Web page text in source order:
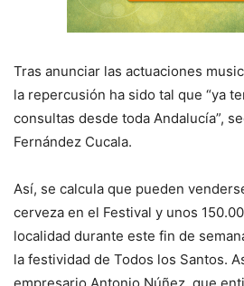
Tras anunciar las actuaciones
la repercusión ha sido tal que “ya
consultas desde toda Andalucía”,
Fernández Cucala.
Así, se calcula que pueden
cerveza en el Festival y unos
localidad durante este fin de
la festividad de Todos los Santos.